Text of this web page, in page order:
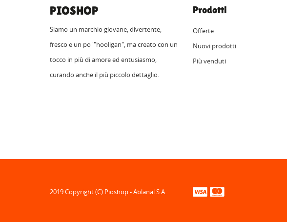
PIOSHOP
Siamo un marchio giovane, divertente,
fresco e un po '"hooligan", ma creato con un
tocco in più di amore ed entusiasmo,
curando anche il più piccolo dettaglio.
Prodotti
Offerte
Nuovi prodotti
Più venduti
2019 Copyright (C) Pioshop - Ablanal S.A.